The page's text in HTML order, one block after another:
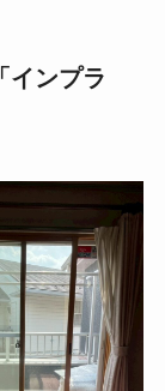
インプラ